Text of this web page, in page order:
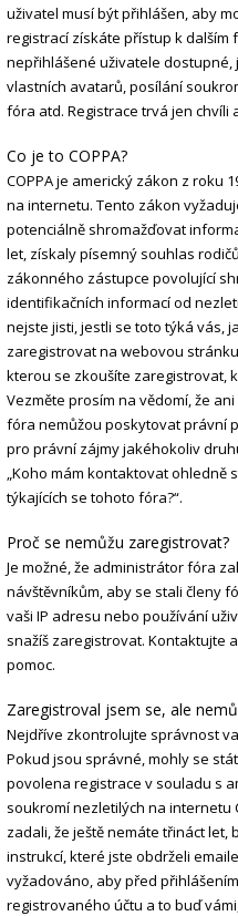
uživatel musí být přihlášen, aby
registrací získáte přístup k dalším
nepřihlášené uživatele
vlastních avatarů, posílání
fóra atd. Registrace trvá jen chvíli
Co je to COPPA?
COPPA je americký zákon z roku
na internetu. Tento zákon
potenciálně shromažďovat
let, získaly písemný souhlas
zákonného zástupce povolující
identifikačních informací od
nejste jisti, jestli se toto týká vás,
zaregistrovat na webovou
kterou se zkoušíte zaregistrovat,
Vezměte prosím na vědomí, že
fóra nemůžou poskytovat právní
pro právní zájmy jakéhokoliv
„Koho mám kontaktovat ohledně
týkajících se tohoto fóra?“.
Proč se nemůžu zaregistrovat?
Je možné, že administrátor fóra
návštěvníkům, aby se stali členy
vaši IP adresu nebo používání
snažíš zaregistrovat. Kontaktujte
pomoc.
Zaregistroval jsem se, ale
Nejdříve zkontrolujte správnost
Pokud jsou správné, mohly se
povolena registrace v souladu s
soukromí nezletilých na internetu
zadali, že ještě nemáte třináct
instrukcí, které jste obdrželi
vyžadováno, aby před
registrovaného účtu a to buď